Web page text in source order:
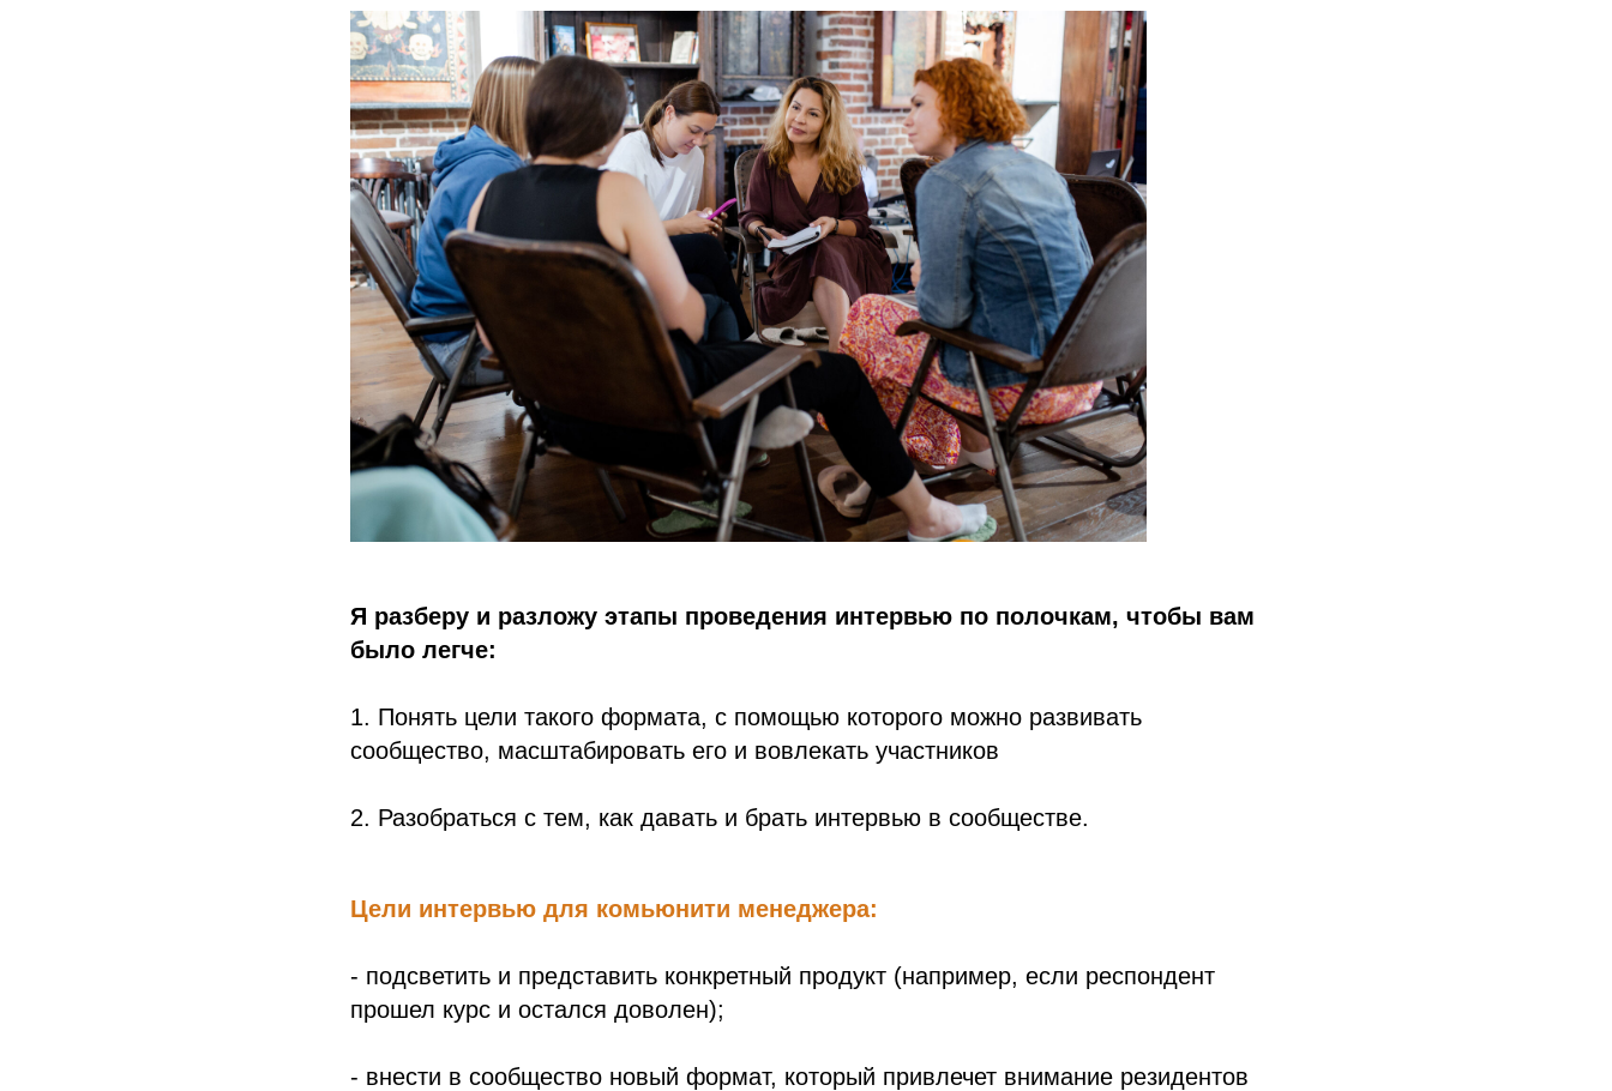
Я разберу и разложу этапы проведения интервью по полочкам, чтобы вам
было легче:
1. Понять цели такого формата, с помощью которого можно развивать
сообщество, масштабировать его и вовлекать участников
2. Разобраться с тем, как давать и брать интервью в сообществе.
Цели интервью для комьюнити менеджера:
- подсветить и представить конкретный продукт (например, если респондент
прошел курс и остался доволен);
- внести в сообщество новый формат, который привлечет внимание резидентов